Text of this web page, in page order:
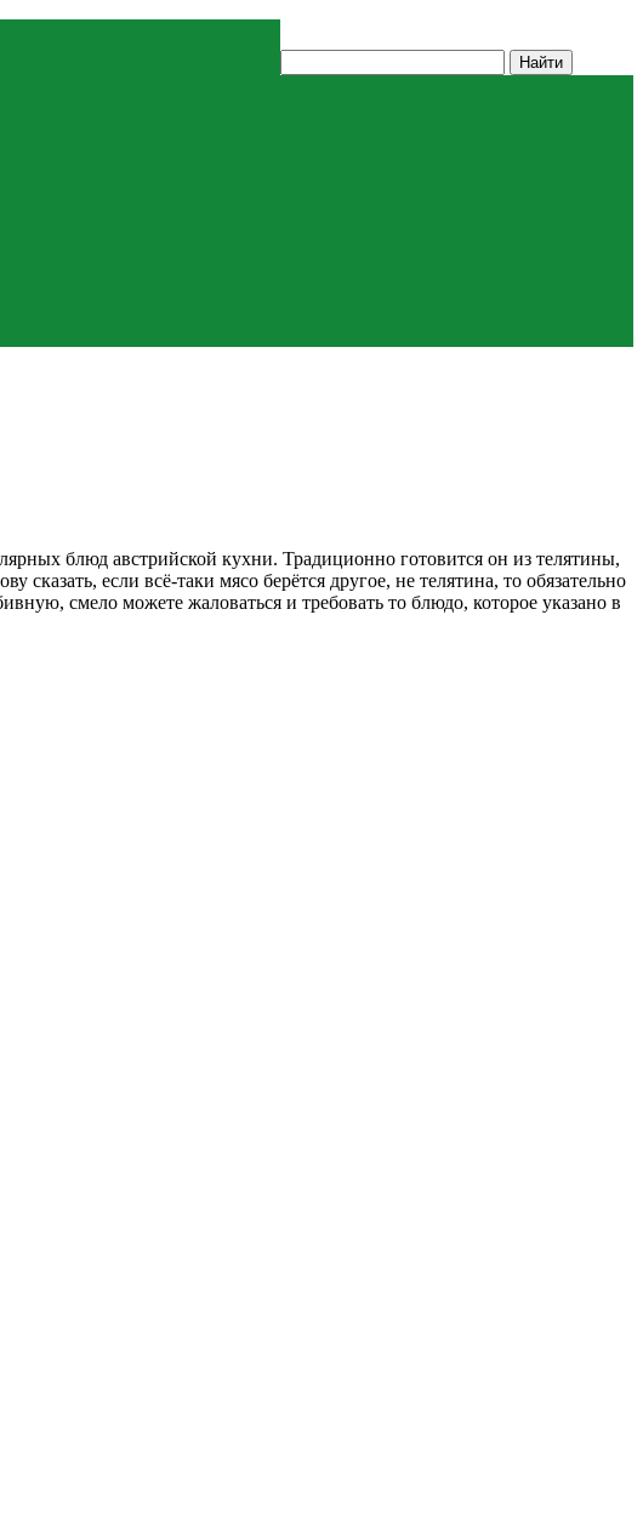
блюд австрийской кухни. Традиционно готовится он из телятины,
если всё-таки мясо берётся другое, не телятина, то обязательно
смело можете жаловаться и требовать то блюдо, которое указано в